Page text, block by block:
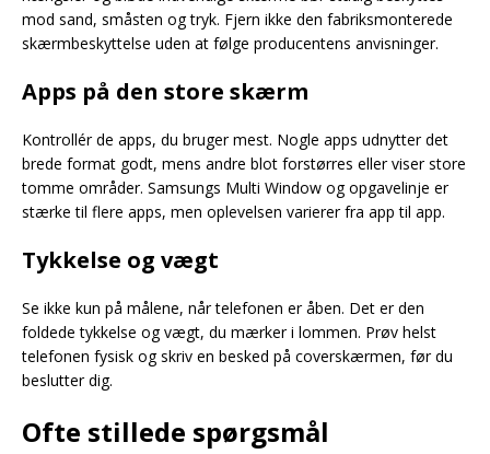
mod sand, småsten og tryk. Fjern ikke den fabriksmonterede
skærmbeskyttelse uden at følge producentens anvisninger.
Apps på den store skærm
Kontrollér de apps, du bruger mest. Nogle apps udnytter det
brede format godt, mens andre blot forstørres eller viser store
tomme områder. Samsungs Multi Window og opgavelinje er
stærke til flere apps, men oplevelsen varierer fra app til app.
Tykkelse og vægt
Se ikke kun på målene, når telefonen er åben. Det er den
foldede tykkelse og vægt, du mærker i lommen. Prøv helst
telefonen fysisk og skriv en besked på coverskærmen, før du
beslutter dig.
Ofte stillede spørgsmål